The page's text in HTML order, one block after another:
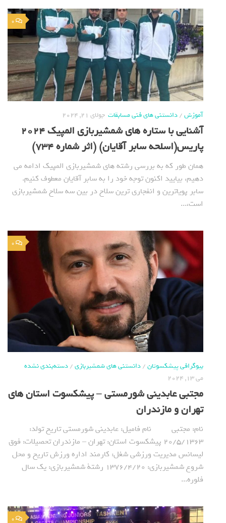
0
آموزش/دانستنی های فنی مسابقات جولای 21, 2024
آشنایی با ستاره های شمشیربازی المپیک 2024
پاریس(اسلحه سابر آقایان) (اثر شماره 734)
همان طور که به بررسی رشته های شمشیربازی المپیک ادامه می
دهیم، بیایید اکنون توجه خود را به سابر آقایان معطوف کنیم.
سابر پویاترین و انفجاری ترین سلاح در بین سه سلاح شمشیربازی
است،...
0
بیوگرافی پیشکسوتان/دانستنی های شمشیربازی/دسته‌بندی نشده
می 13, 2024
مجتبی عابدینی شورمستی – پیشکسوت استان های
تهران و مازندران
نام: مجتبی نام فامیل: عابدینی شورمستی تاریخ تولد:
20/5/1363 پیشکسوت استان: تهران – مازندران تحصیلات: فوق
لیسانس مدیریت ورزشی شغل: کارمند اداره ورزش تاریخ و محل
شروع شمشیربازی: 1376/4/20 رشتة شمشیربازی: یک سال
فلوره...
0